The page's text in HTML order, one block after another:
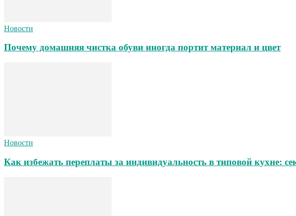
Новости
Почему домашняя чистка обуви иногда портит материал и цвет
Новости
Как избежать переплаты за индивидуальность в типовой кухне: